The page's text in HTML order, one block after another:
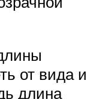
от вида и
длина